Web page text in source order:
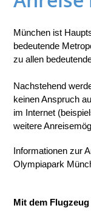
München ist
bedeutende
zu allen
Nachstehend
keinen Anspruch
im Internet
weitere
Informationen zur
Olympiapark
Mit dem Flugzeug